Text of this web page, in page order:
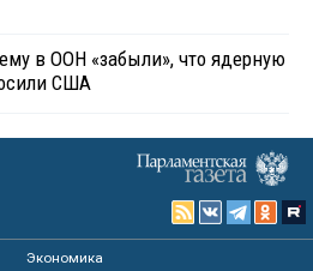
в ООН «забыли», что ядерную
США
Экономика